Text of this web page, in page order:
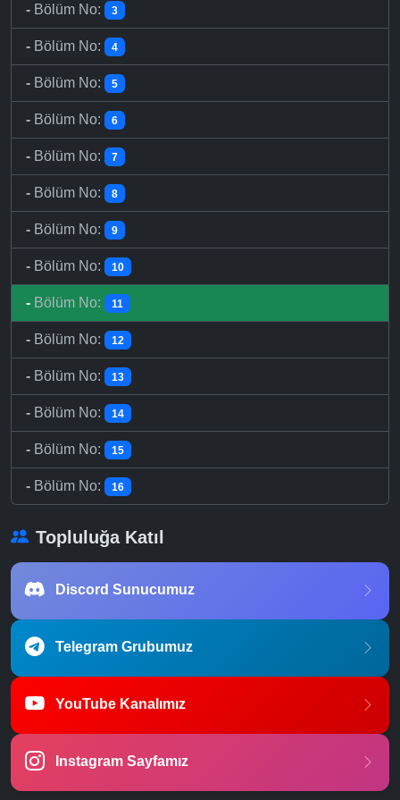
- Bölüm No: 3
- Bölüm No: 4
- Bölüm No: 5
- Bölüm No: 6
- Bölüm No: 7
- Bölüm No: 8
- Bölüm No: 9
- Bölüm No: 10
- Bölüm No: 11
- Bölüm No: 12
- Bölüm No: 13
- Bölüm No: 14
- Bölüm No: 15
- Bölüm No: 16
Topluluğa Katıl
Discord Sunucumuz
Telegram Grubumuz
YouTube Kanalımız
Instagram Sayfamız